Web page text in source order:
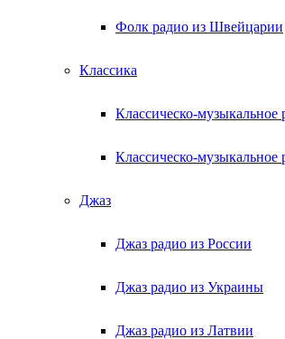
Фолк радио из Швейцарии
Классика
Классическо-музыкальное
Классическо-музыкальное
Джаз
Джаз радио из России
Джаз радио из Украины
Джаз радио из Латвии